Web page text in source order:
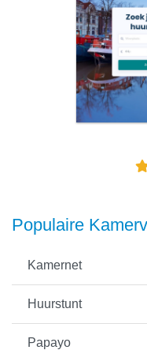
Populaire
Kamernet
Huurstunt
Papayo